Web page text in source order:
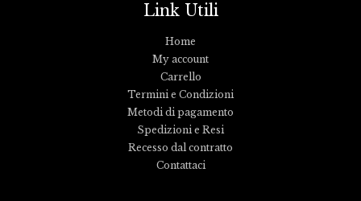
Link Utili
Home
My account
Carrello
Termini e Condizioni
Metodi di pagamento
Spedizioni e Resi
Recesso dal contratto
Contattaci